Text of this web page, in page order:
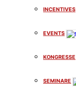
INCENTIVES
EVENTS
KONGRESSE
SEMINARE